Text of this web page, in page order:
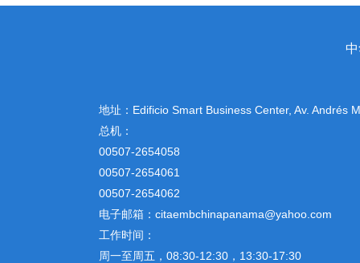
地址： Edificio Smart Business Center, Av. Andrés
总机：
00507-2654058
00507-2654061
00507-2654062
电子邮箱：citaembchinapanama@yahoo.com
工作时间：
周一至周五，08:30-12:30，13:30-17:30